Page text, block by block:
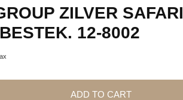
ZILVER SAFARI
12-8002
ADD TO CART